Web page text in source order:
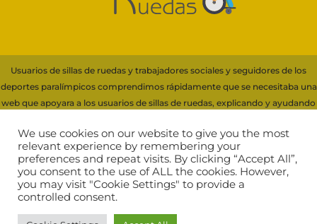
Usuarios de sillas de ruedas y trabajadores sociales y seguidores de los
deportes paralímpicos comprendimos rápidamente que se necesitaba una
web que apoyara a los usuarios de sillas de ruedas, explicando y ayudando
Para financiar servidores y recursos necesarios de esta web, participamos
en programas de afiliación que generan ingresos por compras cualificadas,
incluyendo Amazon EU
Comprar silla de ruedas|
Privacidad RGPD|Diseño página web
We use cookies on our website to give you the most
relevant experience by remembering your
preferences and repeat visits. By clicking “Accept All”,
you consent to the use of ALL the cookies. However,
you may visit "Cookie Settings" to provide a
controlled consent.